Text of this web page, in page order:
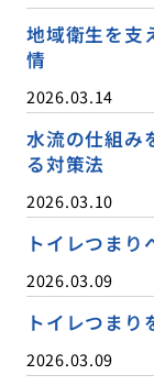
地域衛生を支
情
2026.03.14
水流の仕組み
る対策法
2026.03.10
トイレつまり
2026.03.09
トイレつま
2026.03.09